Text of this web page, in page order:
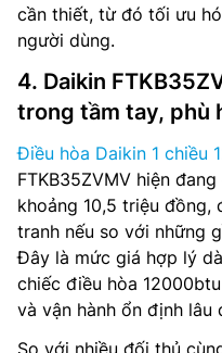
cần thiết, từ đó tối ưu
người dùng.
4. Daikin
trong tầm tay, phù
Điều hòa Daikin 1 chiều
FTKB35ZVMV hiện
khoảng 10,5 triệu
tranh nếu so với những
Đây là mức giá hợp lý
chiếc điều hòa
và vận hành ổn định lâu